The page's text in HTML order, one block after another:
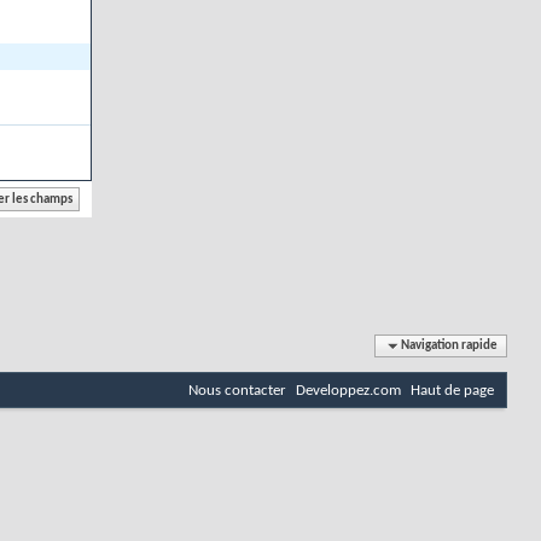
Navigation rapide
Nous contacter Developpez.com Haut de page